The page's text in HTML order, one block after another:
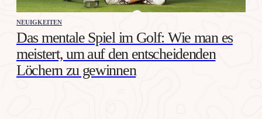
NEUIGKEITEN
Das mentale Spiel im Golf: Wie man es
meistert, um auf den entscheidenden
Löchern zu gewinnen